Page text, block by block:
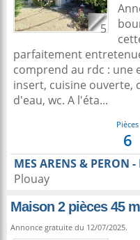
5
parfaitement
comprend au rdc : une
insert, cuisine ouverte,
d'eau, wc. A l'éta...
Pièces
6
MES ARENS & PERON
Plouay
Maison 2 pièces 45
Annonce gratuite du 12/07/2025.